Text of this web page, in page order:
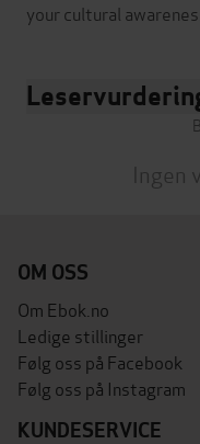
Ingen
OM OSS
Om Ebok.no
Ledige stillinger
Følg oss på Facebook
Følg oss på Instagram
KUNDESERVICE